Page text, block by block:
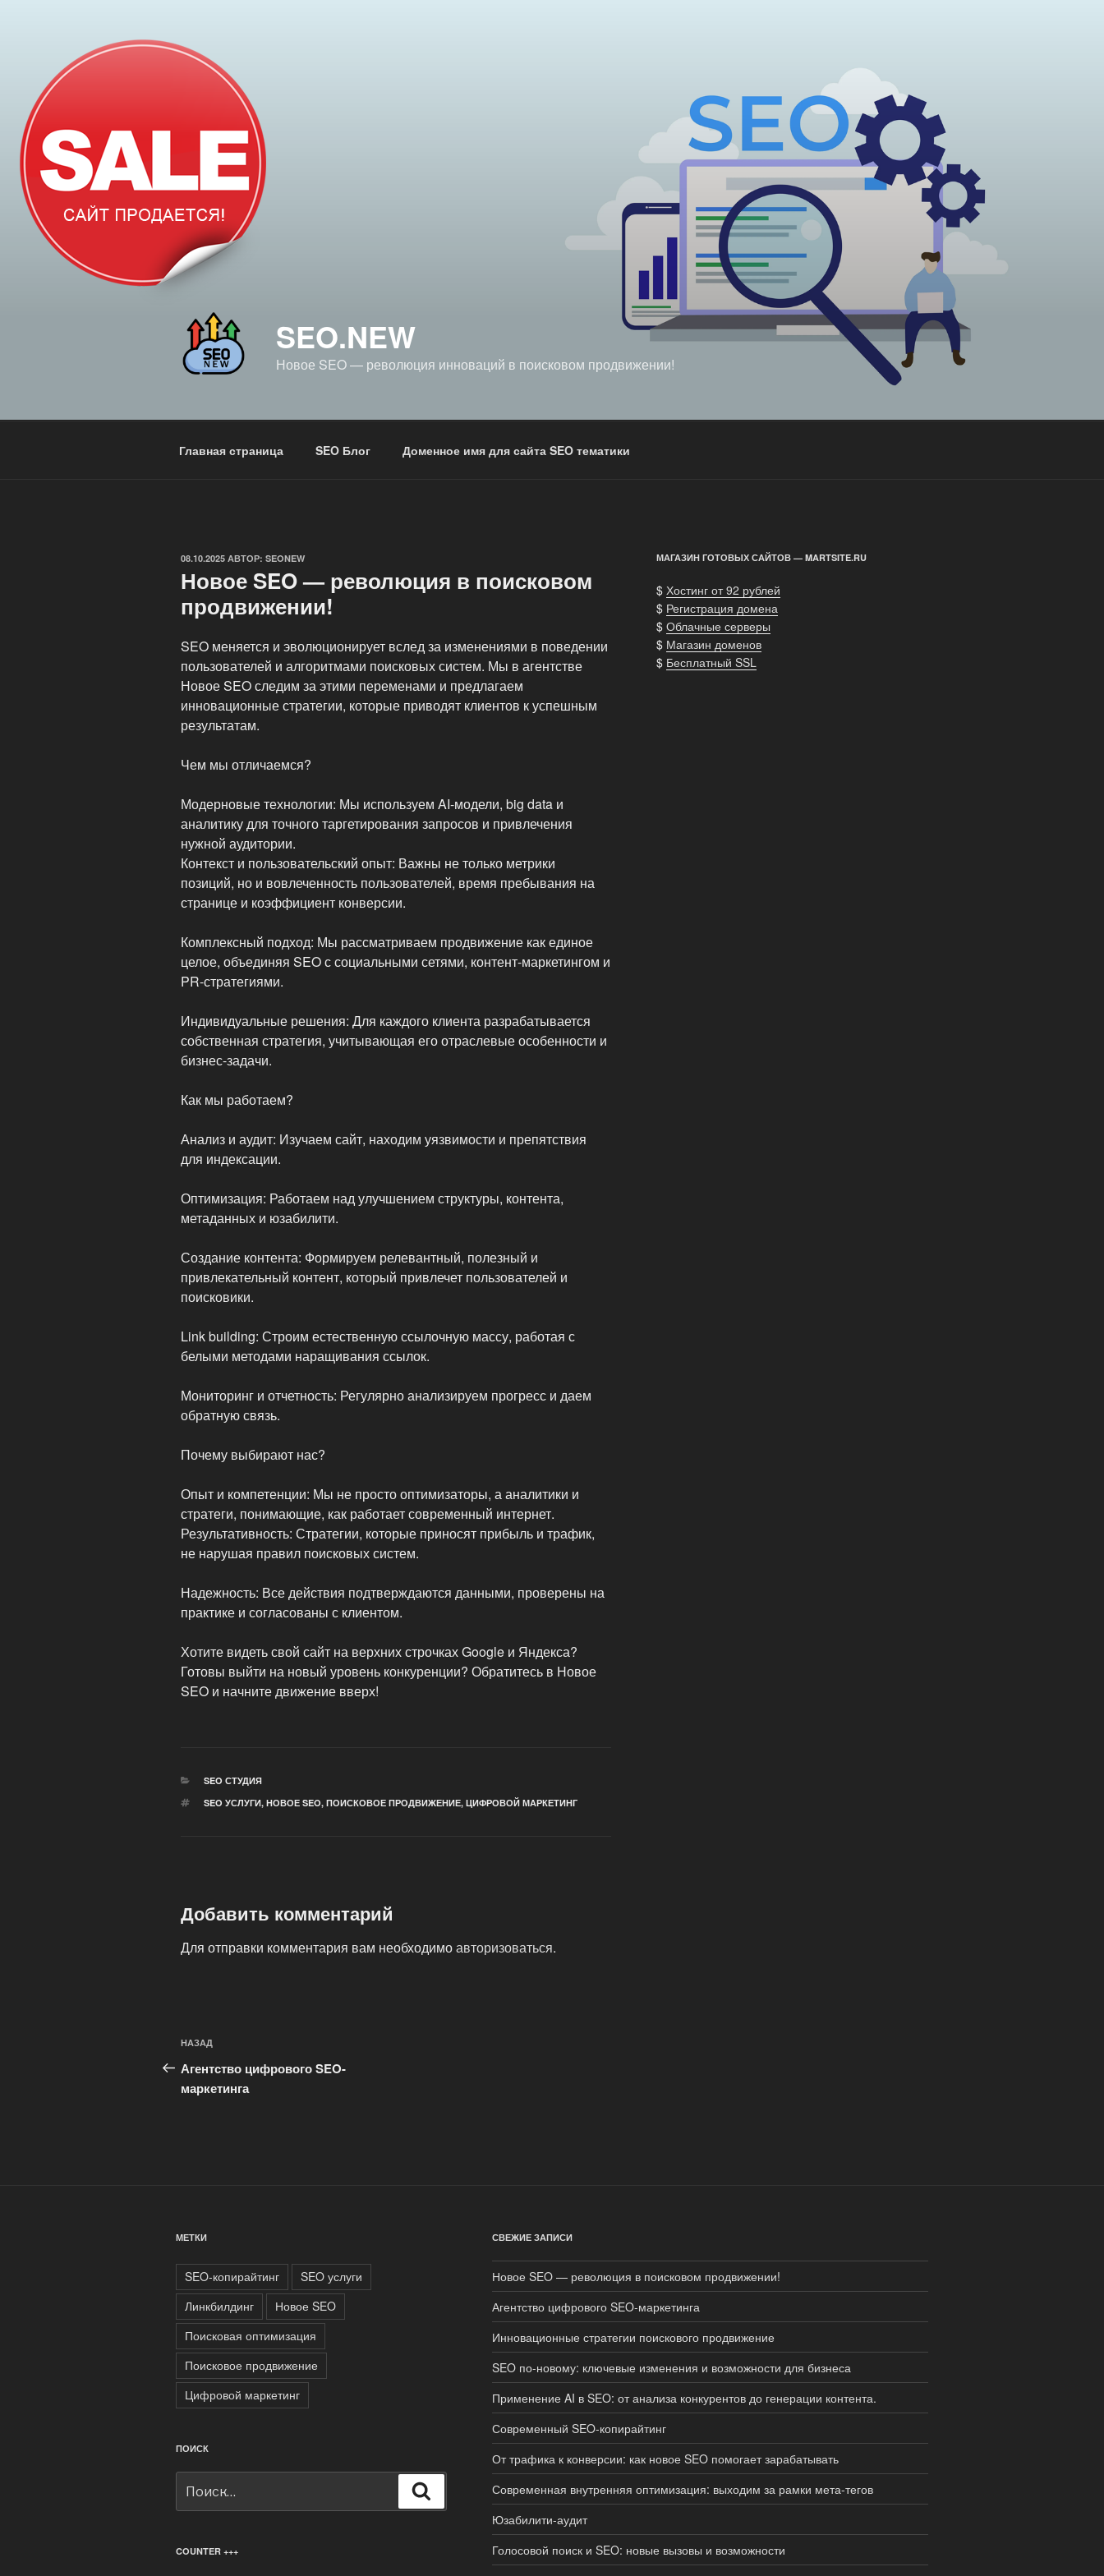
SEO.NEW
Новое SEO — революция инноваций в поисковом продвижении!
Главная страница SEO Блог Доменное имя для сайта SEO тематики
ОПУБЛИКОВАНО
08.10.2025 АВТОР: SEONEW
Новое SEO — революция в поисковом
продвижении!
SEO меняется и эволюционирует вслед за изменениями в поведении
пользователей и алгоритмами поисковых систем. Мы в агентстве
Новое SEO следим за этими переменами и предлагаем
инновационные стратегии, которые приводят клиентов к успешным
результатам.
Чем мы отличаемся?
Модерновые технологии: Мы используем AI-модели, big data и
аналитику для точного таргетирования запросов и привлечения
нужной аудитории.
Контекст и пользовательский опыт: Важны не только метрики
позиций, но и вовлеченность пользователей, время пребывания на
странице и коэффициент конверсии.
Комплексный подход: Мы рассматриваем продвижение как единое
целое, объединяя SEO с социальными сетями, контент-маркетингом и
PR-стратегиями.
Индивидуальные решения: Для каждого клиента разрабатывается
собственная стратегия, учитывающая его отраслевые особенности и
бизнес-задачи.
Как мы работаем?
Анализ и аудит: Изучаем сайт, находим уязвимости и препятствия
для индексации.
Оптимизация: Работаем над улучшением структуры, контента,
метаданных и юзабилити.
Создание контента: Формируем релевантный, полезный и
привлекательный контент, который привлечет пользователей и
поисковики.
Link building: Строим естественную ссылочную массу, работая с
белыми методами наращивания ссылок.
Мониторинг и отчетность: Регулярно анализируем прогресс и даем
обратную связь.
Почему выбирают нас?
Опыт и компетенции: Мы не просто оптимизаторы, а аналитики и
стратеги, понимающие, как работает современный интернет.
Результативность: Стратегии, которые приносят прибыль и трафик,
не нарушая правил поисковых систем.
Надежность: Все действия подтверждаются данными, проверены на
практике и согласованы с клиентом.
Хотите видеть свой сайт на верхних строчках Google и Яндекса?
Готовы выйти на новый уровень конкуренции? Обратитесь в Новое
SEO и начните движение вверх!
РУБРИКИ
SEO СТУДИЯ
МЕТКИ
SEO УСЛУГИ, НОВОЕ SEO, ПОИСКОВОЕ ПРОДВИЖЕНИЕ, ЦИФРОВОЙ МАРКЕТИНГ
Добавить комментарий
Для отправки комментария вам необходимоавторизоваться.
Навигация
по
записям
Предыдущая
запись:
НАЗАД
Агентство цифрового SEO-
маркетинга
МАГАЗИН ГОТОВЫХ САЙТОВ — MARTSITE.RU
$ Хостинг от 92 рублей
$ Регистрация домена
$ Облачные серверы
$ Магазин доменов
$ Бесплатный SSL
МЕТКИ
SEO-копирайтинг
SEO услуги
Линкбилдинг
Новое SEO
Поисковая оптимизация
Поисковое продвижение
Цифровой маркетинг
ПОИСК
COUNTER +++
СВЕЖИЕ ЗАПИСИ
Новое SEO — революция в поисковом продвижении!
Агентство цифрового SEO-маркетинга
Инновационные стратегии поискового продвижение
SEO по-новому: ключевые изменения и возможности для бизнеса
Применение AI в SEO: от анализа конкурентов до генерации контента.
Современный SEO-копирайтинг
От трафика к конверсии: как новое SEO помогает зарабатывать
Современная внутренняя оптимизация: выходим за рамки мета-тегов
Юзабилити-аудит
Голосовой поиск и SEO: новые вызовы и возможности